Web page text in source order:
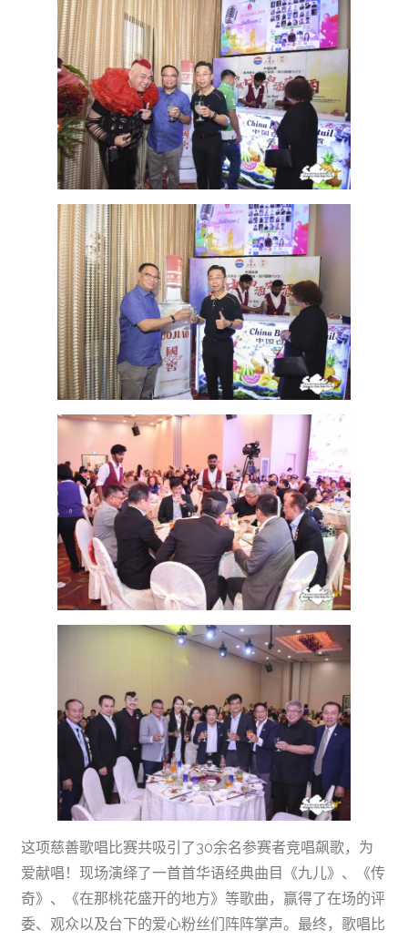
这项慈善歌唱比赛共吸引了30余名参赛者竞唱飙歌，为
爱献唱！现场演绎了一首首华语经典曲目《九儿》、《传
奇》、《在那桃花盛开的地方》等歌曲，赢得了在场的评
委、观众以及台下的爱心粉丝们阵阵掌声。最终，歌唱比